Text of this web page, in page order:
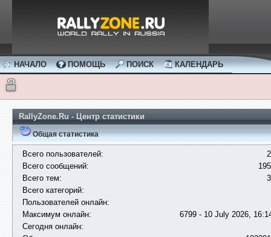
НАЧАЛО ПОМОЩЬ ПОИСК КАЛЕНДАРЬ
RallyZone.Ru - Центр статистики
Общая статистика
Всего пользователей:
Всего сообщений:
Всего тем:
Всего категорий:
Пользователей онлайн:
Максимум онлайн:
6799 - 10 July 2026,
Сегодня онлайн: